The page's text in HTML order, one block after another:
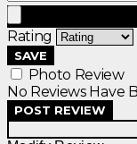
Rating
SAVE
Photo Review
No Reviews Have
POST REVIEW